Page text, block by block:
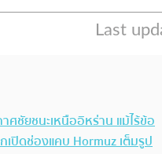
ศชัยชนะเหนืออิหร่าน แม้ไร้ข้อ
เปิดช่องแคบ Hormuz เต็มรูป